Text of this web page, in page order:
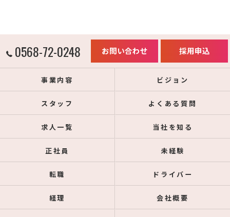
0568-72-0248 お問い合わせ 採用申込
事業内容 ビジョン
スタッフ よくある質問
求人一覧 当社を知る
正社員 未経験
転職 ドライバー
経理 会社概要